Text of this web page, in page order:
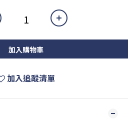
加入購物車
加入追蹤清單